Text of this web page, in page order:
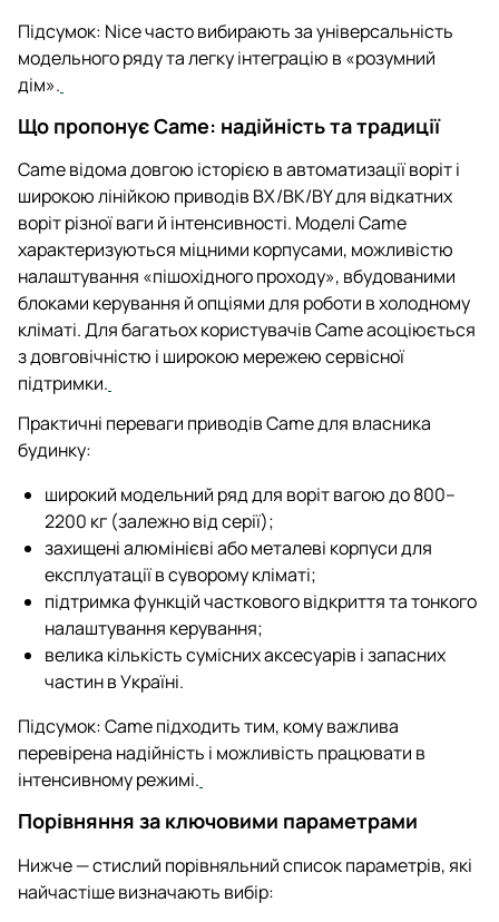
Підсумок: Nice часто вибирають за універсальність
модельного ряду та легку інтеграцію в «розумний
дім».
Що пропонує Came: надійність та традиції
Came відома довгою історією в автоматизації воріт і
широкою лінійкою приводів BX/BK/BY для відкатних
воріт різної ваги й інтенсивності. Моделі Came
характеризуються міцними корпусами, можливістю
налаштування «пішохідного проходу», вбудованими
блоками керування й опціями для роботи в холодному
кліматі. Для багатьох користувачів Came асоціюється
з довговічністю і широкою мережею сервісної
підтримки.
Практичні переваги приводів Came для власника
будинку:
широкий модельний ряд для воріт вагою до 800–
2200 кг (залежно від серії);
захищені алюмінієві або металеві корпуси для
експлуатації в суворому кліматі;
підтримка функцій часткового відкриття та тонкого
налаштування керування;
велика кількість сумісних аксесуарів і запасних
частин в Україні.
Підсумок: Came підходить тим, кому важлива
перевірена надійність і можливість працювати в
інтенсивному режимі.
Порівняння за ключовими параметрами
Нижче — стислий порівняльний список параметрів, які
найчастіше визначають вибір: